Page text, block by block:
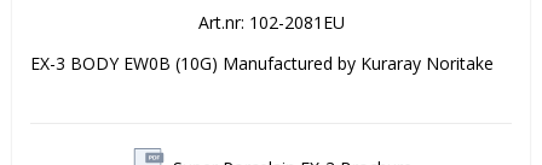
Art.nr: 102-2081EU
EX-3 BODY EW0B (10G) Manufactured by Kuraray Noritake